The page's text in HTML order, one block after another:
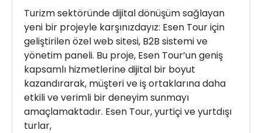
Turizm sektöründe dijital dönüşüm sağlayan
yeni bir projeyle karşınızdayız: Esen Tour için
geliştirilen özel web sitesi, B2B sistemi ve
yönetim paneli. Bu proje, Esen Tour’un geniş
kapsamlı hizmetlerine dijital bir boyut
kazandırarak, müşteri ve iş ortaklarına daha
etkili ve verimli bir deneyim sunmayı
amaçlamaktadır. Esen Tour, yurtiçi ve yurtdışı
turlar,